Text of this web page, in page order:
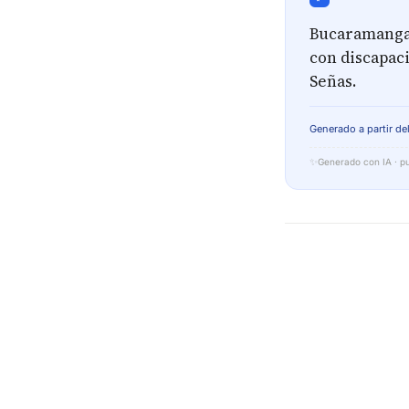
con
Señas.
Generado a partir
✨ Generado con IA ·